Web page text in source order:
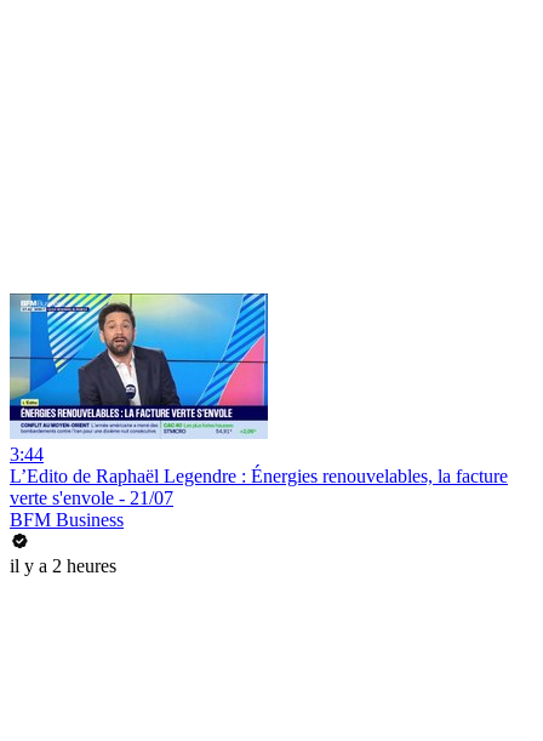
3:44
L’Edito de Raphaël Legendre : Énergies renouvelables, la facture
verte s'envole - 21/07
BFM Business
il y a 2 heures